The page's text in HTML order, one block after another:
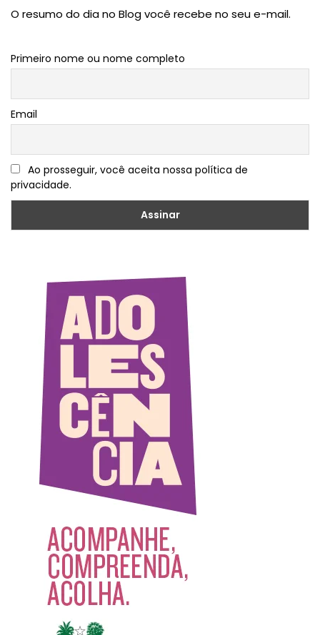
O resumo do dia no Blog você recebe no seu e-mail.
Primeiro nome ou nome completo
Email
Ao prosseguir, você aceita nossa política de
privacidade.